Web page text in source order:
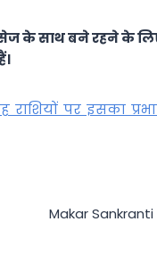
के साथ बने रहने के
राशियों पर इसका
Makar